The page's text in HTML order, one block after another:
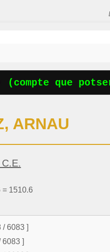
que
ARNAU
= 1510.6
/ 6083 ]
6083 ]